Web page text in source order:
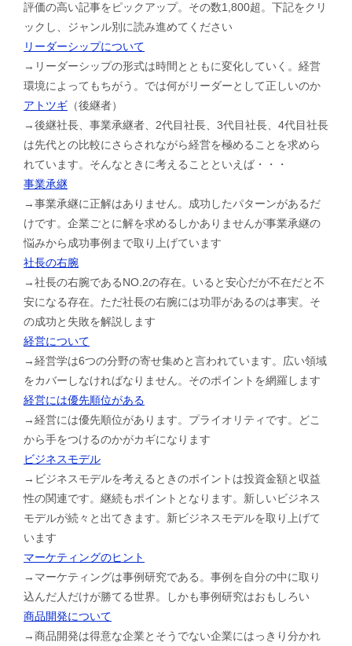
評価の高い記事をピックアップ。その数1,800超。下記をクリ
ックし、ジャンル別に読み進めてください
リーダーシップについて
→リーダーシップの形式は時間とともに変化していく。経営
環境によってもちがう。では何がリーダーとして正しいのか
アトツギ （後継者）
→後継社長、事業承継者、2代目社長、3代目社長、4代目社長
は先代との比較にさらされながら経営を極めることを求めら
れています。そんなときに考えることといえば・・・
事業承継
→事業承継に正解はありません。成功したパターンがあるだ
けです。企業ごとに解を求めるしかありませんが事業承継の
悩みから成功事例まで取り上げています
社長の右腕
→社長の右腕であるNO.2の存在。いると安心だが不在だと不
安になる存在。ただ社長の右腕には功罪があるのは事実。そ
の成功と失敗を解説します
経営について
→経営学は6つの分野の寄せ集めと言われています。広い領域
をカバーしなければなりません。そのポイントを網羅します
経営には優先順位がある
→経営には優先順位があります。プライオリティです。どこ
から手をつけるのかがカギになります
ビジネスモデル
→ビジネスモデルを考えるときのポイントは投資金額と収益
性の関連です。継続もポイントとなります。新しいビジネス
モデルが続々と出てきます。新ビジネスモデルを取り上げて
います
マーケティングのヒント
→マーケティングは事例研究である。事例を自分の中に取り
込んだ人だけが勝てる世界。しかも事例研究はおもしろい
商品開発について
→商品開発は得意な企業とそうでない企業にはっきり分かれ